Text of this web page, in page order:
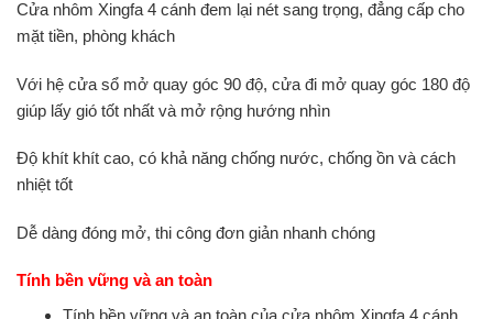
Cửa nhôm Xingfa 4 cánh đem lại nét sang trọng, đẳng cấp cho
mặt tiền, phòng khách
Với hệ cửa sổ mở quay góc 90 độ, cửa đi mở quay góc 180 độ
giúp lấy gió tốt nhất và mở rộng hướng nhìn
Độ khít khít cao, có khả năng chống nước, chống ồn và cách
nhiệt tốt
Dễ dàng đóng mở, thi công đơn giản nhanh chóng
Tính bền vững và an toàn
Tính bền vững và an toàn của cửa nhôm Xingfa 4 cánh